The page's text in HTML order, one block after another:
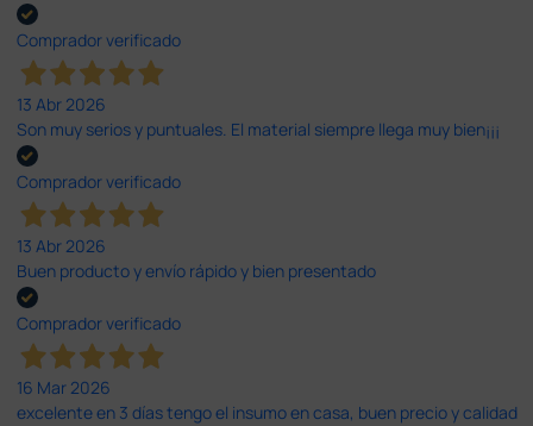
Comprador verificado
13 Abr 2026
Son muy serios y puntuales. El material siempre llega muy bien¡¡¡
Comprador verificado
13 Abr 2026
Buen producto y envío rápido y bien presentado
Comprador verificado
16 Mar 2026
excelente en 3 días tengo el insumo en casa, buen precio y calidad